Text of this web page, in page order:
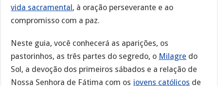
vida sacramental , à oração perseverante e ao
compromisso com a paz.
Neste guia, você conhecerá as aparições, os
pastorinhos, as três partes do segredo, o Milagre do
Sol, a devoção dos primeiros sábados e a relação de
Nossa Senhora de Fátima com os jovens católicos de